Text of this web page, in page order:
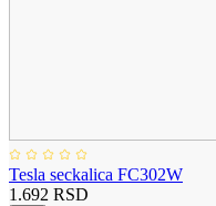
Tesla seckalica FC302W
1.692 RSD